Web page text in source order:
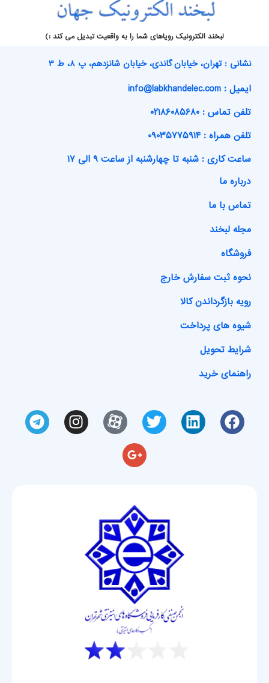
لبخند الکترونیک رویاهای شما را به واقعیت تبدیل می کند :)
نشانی : تهران، خیابان گاندی، خیابان شانزدهم، پ ۸، ط ۳
ایمیل : info@labkhandelec.com
تلفن تماس : ۰۲۱۸۶۰۸۵۶۸۰
تلفن همراه : ۰۹۰۳۵۷۷۵۹۱۴
ساعت کاری : شنبه تا چهارشنبه از ساعت ۹ الی ۱۷
درباره ما
تماس با ما
مجله لبخند
فروشگاه
نحوه ثبت سفارش خارج
رویه بازگرداندن کالا
شیوه های پرداخت
شرایط تحویل
راهنمای خرید